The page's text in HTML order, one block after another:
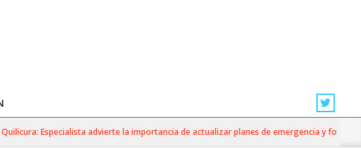
Especialista advierte la importancia de actualizar planes de emergencia y fortalecer la